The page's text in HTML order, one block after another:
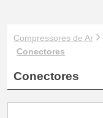
Compressores de Ar
Conectores
Conectores